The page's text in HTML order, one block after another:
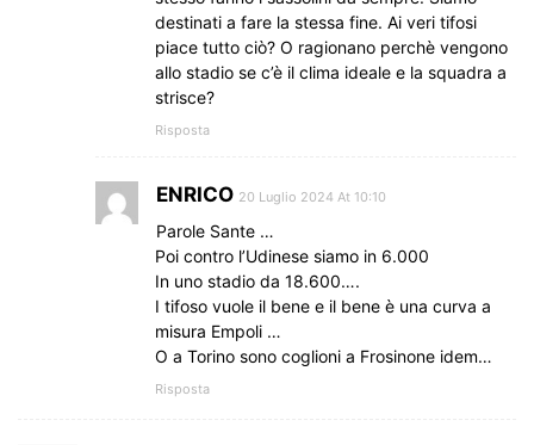
destinati a fare la stessa fine. Ai veri tifosi
piace tutto ciò? O ragionano perchè vengono
allo stadio se c’è il clima ideale e la squadra a
strisce?
Risposta
ENRICO 20 Luglio 2024 At 10:10
Parole Sante …
Poi contro l’Udinese siamo in 6.000
In uno stadio da 18.600….
I tifoso vuole il bene e il bene è una curva a
misura Empoli …
O a Torino sono coglioni a Frosinone idem…
Risposta